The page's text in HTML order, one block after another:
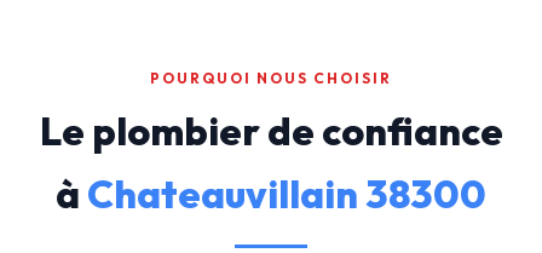
POURQUOI NOUS CHOISIR
Le plombier de confiance
à Chateauvillain 38300